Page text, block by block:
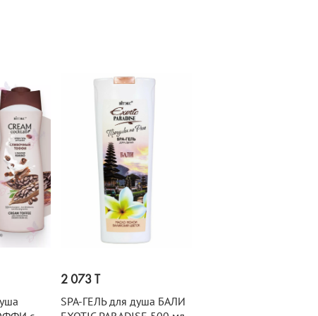
2 073 T
SPA-ГЕЛЬ для душа БАЛИ